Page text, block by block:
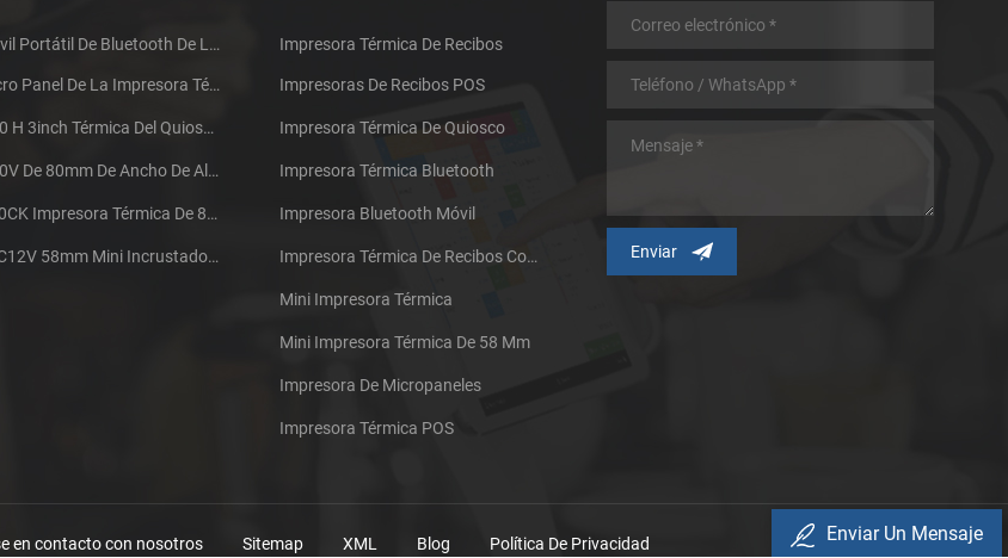
58 Móvil Portátil De Bluetooth De La Impresora Térmica De PTP-II
58 Micro Panel De La Impresora Térmica De Recibos CSN-A1
KP-300 H 3inch Térmica Del Quiosco De La Impresora Módulo De
KP-300V De 80mm De Ancho De Alta Velocidad De La Impresora Térmica Del Quiosco
EP-380CK Impresora Térmica De 80 Mm Con Bloqueo De La Tapa
TTL DC12V 58mm Mini Incrustado Taxi De La Impresora Térmica De Recibos
Impresora Térmica De Recibos
Impresoras De Recibos POS
Impresora Térmica De Quiosco
Impresora Térmica Bluetooth
Impresora Bluetooth Móvil
Impresora Térmica De Recibos Con Micropanel.
Mini Impresora Térmica
Mini Impresora Térmica De 58 Mm
Impresora De Micropaneles
Impresora Térmica POS
en contacto con nosotros Sitemap XML Blog Política De Privacidad Enviar Un Mensaje